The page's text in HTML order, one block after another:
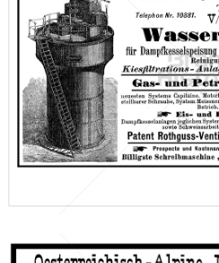
OTTO
OTTO BAUMGARTNER